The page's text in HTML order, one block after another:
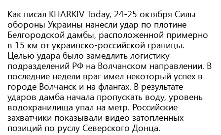
Как писал KHARKIV Today, 24-25 октября Силы
обороны Украины нанесли удар по плотине
Белгородской дамбы, расположенной примерно
в 15 км от украинско-российской границы.
Целью удара было замедлить логистику
подразделений РФ на Волчанском направлении. В
последние недели враг имел некоторый успех в
городе Волчанск и на флангах. В результате
ударов дамба начала пропускать воду, уровень
водохранилища упал на метр. Российские
захватчики показывали видео затопленных
позиций по руслу Северского Донца.